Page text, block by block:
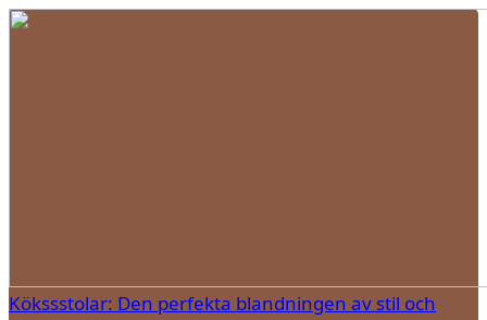
Kökssstolar: Den perfekta blandningen av stil och